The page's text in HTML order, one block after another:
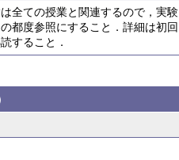
全ての授業と関連するので，実験
都度参照にすること．詳細は初回
すること．